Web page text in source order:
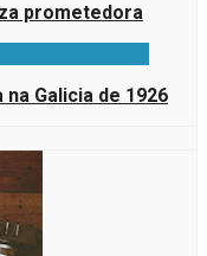
prometedora
Galicia de 1926